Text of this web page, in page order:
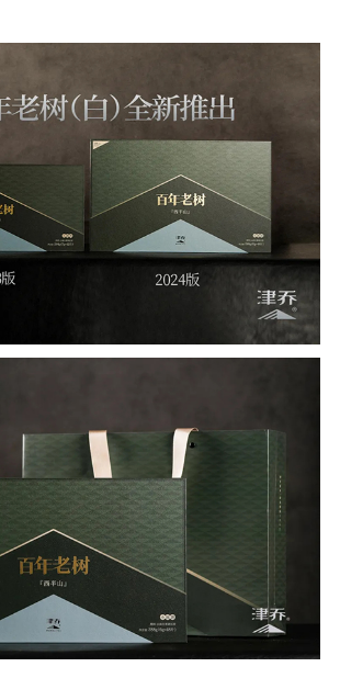
白）
口粮古树茶
感出众，百年老树（小圆饼白
大茶友需求，升级推出的新版